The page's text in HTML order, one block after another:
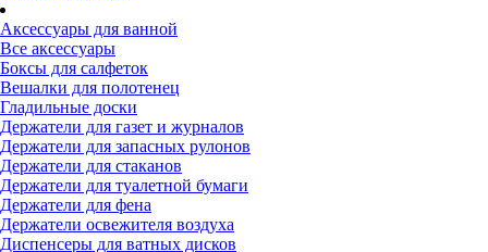
Аксессуары для ванной
Все аксессуары
Боксы для салфеток
Вешалки для полотенец
Гладильные доски
Держатели для газет и журналов
Держатели для запасных рулонов
Держатели для стаканов
Держатели для туалетной бумаги
Держатели для фена
Держатели освежителя воздуха
Диспенсеры для ватных дисков